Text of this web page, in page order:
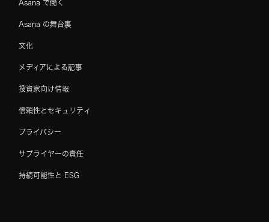
Asana で働く
Asana の舞台裏
文化
メディアによる記事
投資家向け情報
信頼性とセキュリティ
プライバシー
サプライヤーの責任
持続可能性と ESG